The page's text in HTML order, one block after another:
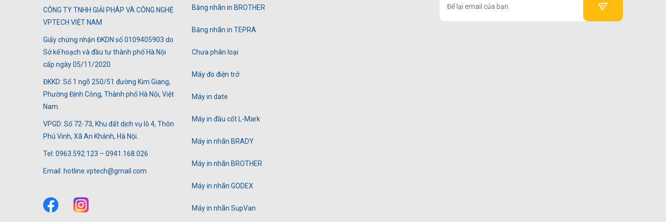
CÔNG TY TNHH GIẢI PHÁP VÀ CÔNG NGHỆ
VPTECH VIỆT NAM
Giấy chứng nhận ĐKDN số 0109405903 do
Sở kế hoạch và đầu tư thành phố Hà Nội
cấp ngày 05/11/2020
ĐKKD: Số 1 ngõ 250/51 đường Kim Giang,
Phường Định Công, Thành phố Hà Nội, Việt
Nam.
VPGD: Số 72-73, Khu đất dịch vụ lô 4, Thôn
Phú Vinh, Xã An Khánh, Hà Nội.
Tel: 0963.592.123 – 0941.168.026
Email: hotline.vptech@gmail.com
Băng nhãn in BROTHER
Băng nhãn in TEPRA
Chưa phân loại
Máy đo điện trở
Máy in date
Máy in đầu cốt L-Mark
Máy in nhãn BRADY
Máy in nhãn BROTHER
Máy in nhãn GODEX
Máy in nhãn SupVan